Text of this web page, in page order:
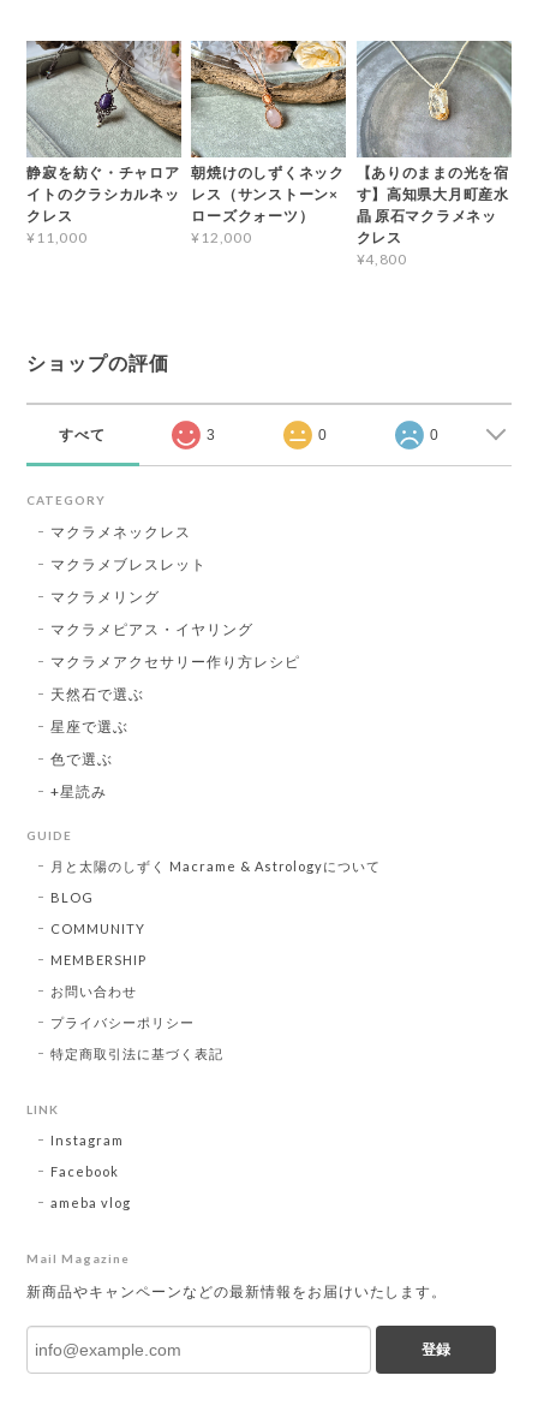
静寂を紡ぐ・チャロア
イトのクラシカルネッ
クレス
¥11,000
朝焼けのしずくネック
レス（サンストーン×
ローズクォーツ）
¥12,000
【ありのままの光を宿
す】高知県大月町産水
晶 原石マクラメネッ
クレス
¥4,800
ショップの評価
すべて 3 0 0
CATEGORY
マクラメネックレス
マクラメブレスレット
マクラメリング
マクラメピアス・イヤリング
マクラメアクセサリー作り方レシピ
天然石で選ぶ
星座で選ぶ
色で選ぶ
+星読み
GUIDE
月と太陽のしずく Macrame & Astrologyについて
BLOG
COMMUNITY
MEMBERSHIP
お問い合わせ
プライバシーポリシー
特定商取引法に基づく表記
LINK
Instagram
Facebook
ameba vlog
Mail Magazine
新商品やキャンペーンなどの最新情報をお届けいたします。
登録